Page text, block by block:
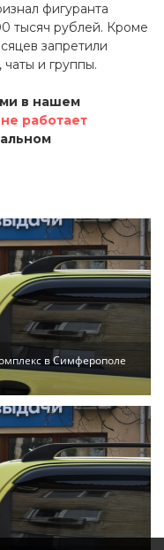
фигуранта
тысяч рублей. Кроме
запретили
и группы.
в нашем
работает
в Симферополе